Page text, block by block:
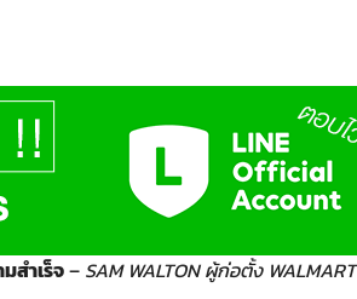
สำเร็จ– SAM WALTON ผู้ก่อตั้ง WALMART